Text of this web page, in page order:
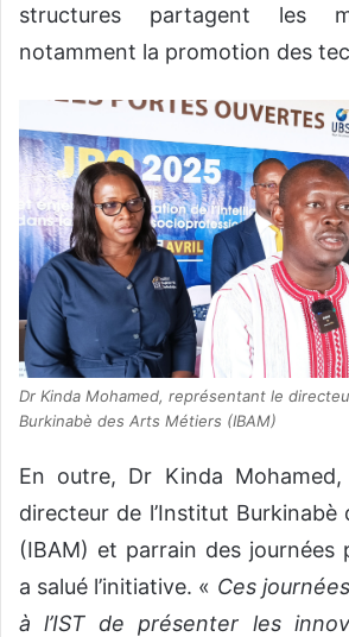
structures partagent les
notamment la promotion des
Dr Kinda Mohamed, représentant le
Burkinabè des Arts Métiers (IBAM)
En outre, Dr Kinda
directeur de l’Institut
(IBAM) et parrain des journées
a salué l’initiative. « Ces
à l’IST de présenter les